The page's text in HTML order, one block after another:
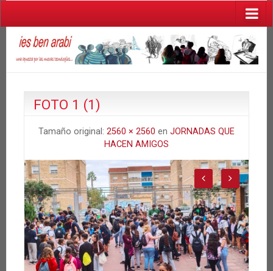
FOTO 1 (1)
Tamaño original: 2560 × 2560 en JORNADAS QUE
HACEN AMIGOS